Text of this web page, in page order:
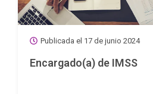
Publicada el 17 de junio 2024
Encargado(a) de IMSS